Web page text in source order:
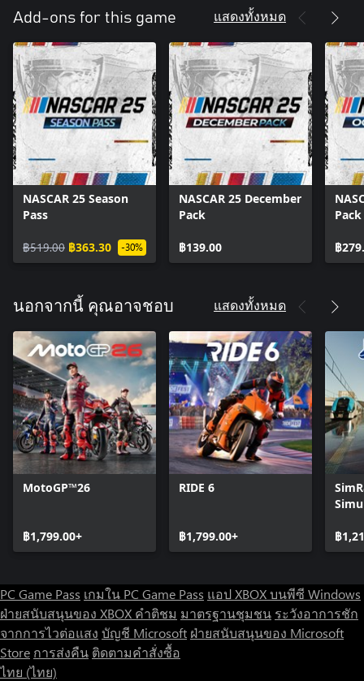
Add-ons for this game แสดงทั้งหมด
NASCAR 25 Season
Pass
฿519.00 ฿363.30 -30%
NASCAR 25 December
Pack
฿139.00
Pack
฿
นอกจากนี้ คุณอาจชอบ แสดงทั้งหมด
MotoGP™26
฿1,799.00+
RIDE 6
฿1,799.00+ ฿
PC Game Pass เกมใน PC Game Pass แอป XBOX บนพีซี Windows
ฝ่ายสนับสนุนของ XBOX คำติชม มาตรฐานชุมชน ระวังอาการชัก
จากการไวต่อแสง บัญชี Microsoft ฝ่ายสนับสนุนของ Microsoft
Store การส่งคืน ติดตามคำสั่งซื้อ
ไทย (ไทย)